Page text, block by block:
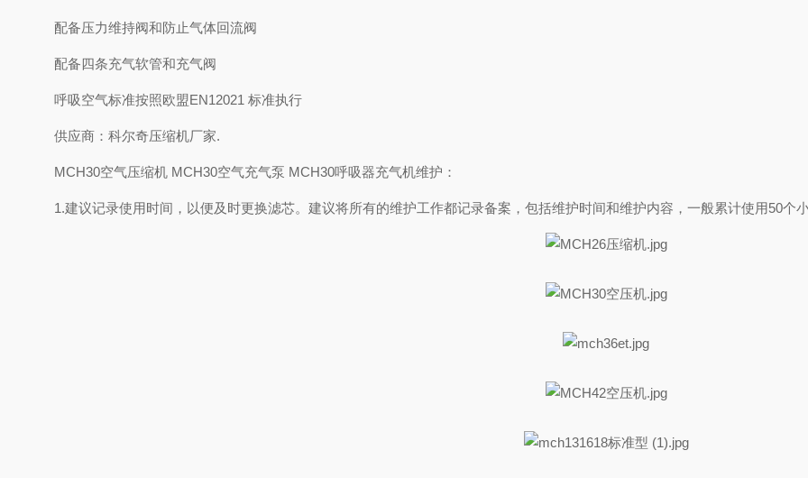
配备压力维持阀和防止气体回流阀
配备四条充气软管和充气阀
呼吸空气标准按照欧盟EN12021 标准执行
供应商：科尔奇压缩机厂家.
MCH30空气压缩机 MCH30空气充气泵 MCH30呼吸器充气机维护：
1.建议记录使用时间，以便及时更换滤芯。建议将所有的维护工作都记录备案，包括维护时间和维护内容，一般累计使用50个